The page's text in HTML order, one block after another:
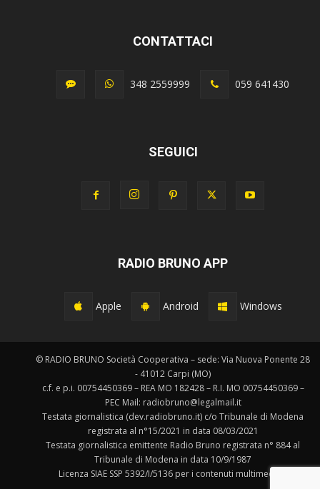
CONTATTACI
348 2559999 059 641430
SEGUICI
RADIO BRUNO APP
Apple Android Windows
© RADIO BRUNO Società Cooperativa – sede: Via Nuova Ponente 28
- 41012 Carpi (MO)
c.f. e p.i. 00754450369 – REA MO 182428 – R.I. MO 00754450369 –
PEC Mail: radiobruno@legalmail.it
Testata giornalistica (dev.radiobruno.it) c/o Tribunale di Modena
registrata al n°15/2021 in data 08/03/2021
Testata giornalistica emittente Radio Bruno registrata n° 884 al
Tribunale di Modena in data 10/9/1987
Licenza SIAE SSP 5392/I/5136 per i contenuti multimediali.